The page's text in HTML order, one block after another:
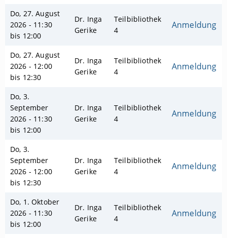
Do, 27. August
2026 - 11:30
bis 12:00
Dr. Inga
Gerike
Teilbibliothek
4
Anmeldung
Do, 27. August
2026 - 12:00
bis 12:30
Dr. Inga
Gerike
Teilbibliothek
4
Anmeldung
Do, 3.
September
2026 - 11:30
bis 12:00
Dr. Inga
Gerike
Teilbibliothek
4
Anmeldung
Do, 3.
September
2026 - 12:00
bis 12:30
Dr. Inga
Gerike
Teilbibliothek
4
Anmeldung
Do, 1. Oktober
2026 - 11:30
bis 12:00
Dr. Inga
Gerike
Teilbibliothek
4
Anmeldung